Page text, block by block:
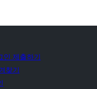
인 제출하기
찾기